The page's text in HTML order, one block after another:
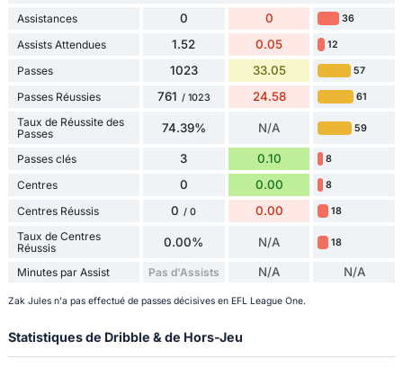
Assistances 0 0 36
Assists Attendues 1.52 0.05 12
Passes 1023 33.05 57
Passes Réussies 761 / 1023 24.58 61
Taux de Réussite des
Passes
74.39% N/A 59
Passes clés 3 0.10 8
Centres 0 0.00 8
Centres Réussis 0 / 0 0.00 18
Taux de Centres
Réussis
0.00% N/A 18
Minutes par Assist Pas d'Assists N/A N/A
Zak Jules n'a pas effectué de passes décisives en EFL League One.
Statistiques de Dribble & de Hors-Jeu